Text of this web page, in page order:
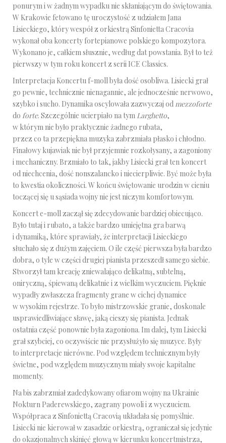
ponurym i w żadnym wypadku nie skłaniającym do świętowania.
W Krakowie fetowano tę uroczystość z udziałem Jana
Lisieckiego, który wespół z orkiestrą Sinfonietta Cracovia
wykonał oba koncerty fortepianowe polskiego kompozytora.
Wykonano je, całkiem słusznie, według dat powstania. Był to też
pierwszy w tym roku koncert z serii ICE Classics.
Interpretacja Koncertu f-moll była dość osobliwa. Lisiecki grał
go pewnie, technicznie nienagannie, ale jednocześnie nerwowo,
szybko i sucho. Dynamika oscylowała zazwyczaj od mezzoforte
do forte. Szczególnie ucierpiało na tym Larghetto,
w którym nie było praktycznie żadnego rubata,
przez co ta przepiękna muzyka zabrzmiała płasko i chłodno.
Finałowy kujawiak nie był przyjemnie rozkołysany, a zagoniony
i mechaniczny. Brzmiało to tak, jakby Lisiecki grał ten koncert
od niechcenia, dość nonszalancko i niecierpliwie. Być może była
to kwestia okoliczności. W końcu świętowanie urodzin w cieniu
toczącej się u sąsiada wojny nie jest niczym komfortowym.
Koncert e-moll zaczął się zdecydowanie bardziej obiecująco.
Było tutaj i rubato, a także bardzo umiejętna gra barwą
i dynamiką, które sprawiały, że interpretacji Lisieckiego
słuchało się z dużym zajęciem. O ile część pierwsza była bardzo
dobra, o tyle w części drugiej pianista przeszedł samego siebie.
Stworzył tam kreację zniewalająco delikatną, subtelną,
oniryczną, śpiewaną delikatnie i z wielkim wyczuciem. Pięknie
wypadły zwłaszcza fragmenty grane w cichej dynamice
w wysokim rejestrze. To było mistrzowskie granie, doskonale
usprawiedliwiające sławę, jaką cieszy się pianista. Jednak
ostatnia część ponownie była zagoniona. Im dalej, tym Lisiecki
grał szybciej, co oczywiście nie przysłużyło się muzyce. Były
to interpretacje nierówne. Pod względem technicznym były
świetne, pod względem muzycznym miały swoje kapitalne
momenty.
Na bis zabrzmiał zadedykowany ofiarom wojny na Ukrainie
Nokturn Paderewskiego, zagrany powoli i z wyczuciem.
Współpraca z Sinfoniettą Cracovią układała się pomyślnie.
Lisiecki nie kierował w zasadzie orkiestrą, ograniczał się jedynie
do okazjonalnych skinięć głową w kierunku koncertmistrza,